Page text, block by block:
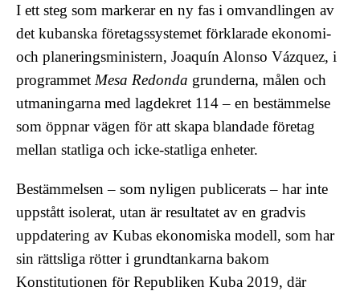
I ett steg som markerar en ny fas i omvandlingen av
det kubanska företags­systemet förklarade ekonomi-
och planeringsministern, Joaquín Alonso Vázquez, i
programmet Mesa Redonda grunderna, målen och
utmaningarna med lagdekret 114 – en bestämmelse
som öppnar vägen för att skapa blandade företag
mellan statliga och icke-statliga enheter.
Bestämmelsen – som nyligen publicerats – har inte
uppstått isolerat, utan är resultatet av en gradvis
uppdatering av Kubas ekonomiska modell, som har
sin rättsliga rötter i grundtankarna bakom
Konstitutionen för Republiken Kuba 2019, där